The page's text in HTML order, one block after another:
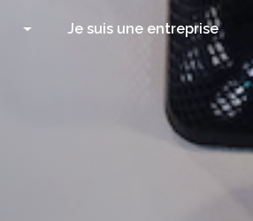
Je suis une entreprise